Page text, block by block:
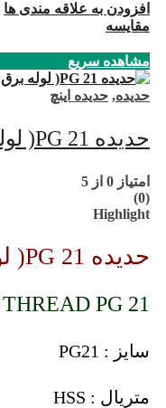
افزودن به علاقه مندی ها
مقایسه
مشاهده سریع
حدیده, حدیده اینچ
حدیده PG 21( لوله برق )
امتیاز 0 از 5
(0)
Highlight
حدیده PG 21( لوله برق )
PG 21
سایز : PG21
متریال : HSS